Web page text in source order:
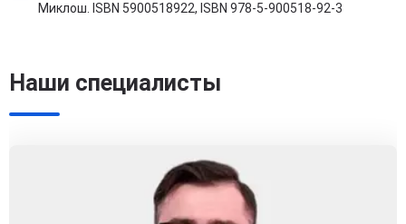
Миклош. ISBN 5900518922, ISBN 978-5-900518-92-3
Наши специалисты